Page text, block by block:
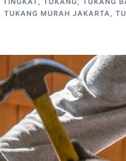
, TUKANG MURAH JAKARTA,